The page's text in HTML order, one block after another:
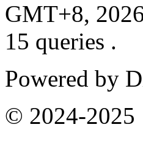
GMT+8,
15 queries .
Powered by
© 2024-2025